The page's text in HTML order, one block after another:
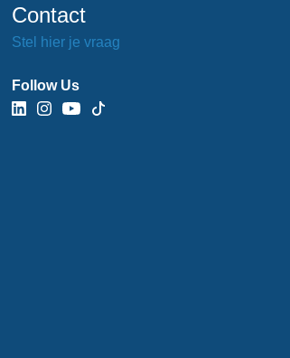
Contact
Stel hier je vraag
Follow Us